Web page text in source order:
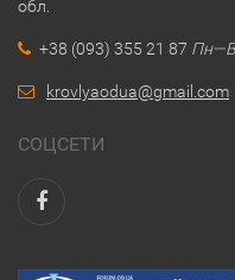
обл.
+38 (093) 355 21 87
krovlyaodua@gmail.com
СОЦСЕТИ